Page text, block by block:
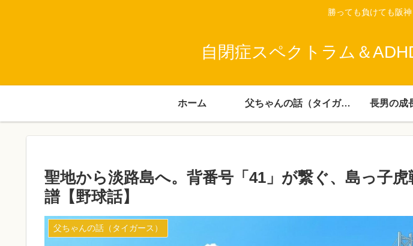
勝っても負けても阪
自閉症スペクトラム＆
ホーム 父ちゃんの話（タイガース） 長男の成
聖地から淡路島へ。背番号「41」が繋ぐ、島っ子
譜【野球話】
父ちゃんの話（タイガース）